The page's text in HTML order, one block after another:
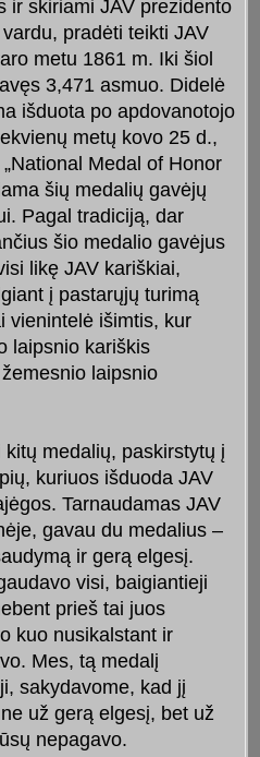
ir skiriami JAV prezidento
pradėti teikti JAV
metu 1861 m. Iki šiol
3,471 asmuo. Didelė
išduota po apdovanotojo
metų kovo 25 d.,
Medal of Honor
šių medalių gavėjų
Pagal tradiciją, dar
šio medalio gavėjus
likę JAV kariškiai,
į pastarųjų turimą
vienintelė išimtis, kur
laipsnio kariškis
laipsnio
kitų medalių, paskirstytų į
kuriuos išduoda JAV
Tarnaudamas JAV
gavau du medalius –
ir gerą elgesį.
visi, baigiantieji
prieš tai juos
kuo nusikalstant ir
Mes, tą medalį
sakydavome, kad jį
už gerą elgesį, bet už
nepagavo.